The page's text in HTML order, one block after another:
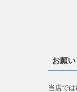
お願い
当店で